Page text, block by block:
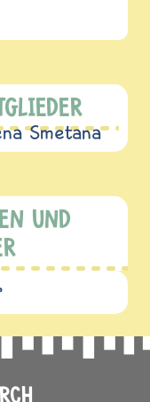
Smetana
UND